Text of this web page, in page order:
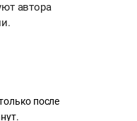
автора
после